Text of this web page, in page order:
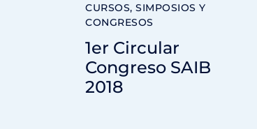
CURSOS, SIMPOSIOS Y
CONGRESOS
1er Circular
Congreso SAIB
2018